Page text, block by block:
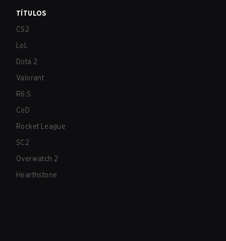
TÍTULOS
CS2
LoL
Dota 2
Valorant
R6:S
CoD
Rocket League
SC2
Overwatch 2
Hearthstone